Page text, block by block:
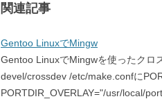
関連記事
Gentoo LinuxでMingw
Gentoo LinuxでMingwを使ったクロ
devel/crossdev /etc/make.confに
PORTDIR_OVERLAY="/usr/local/